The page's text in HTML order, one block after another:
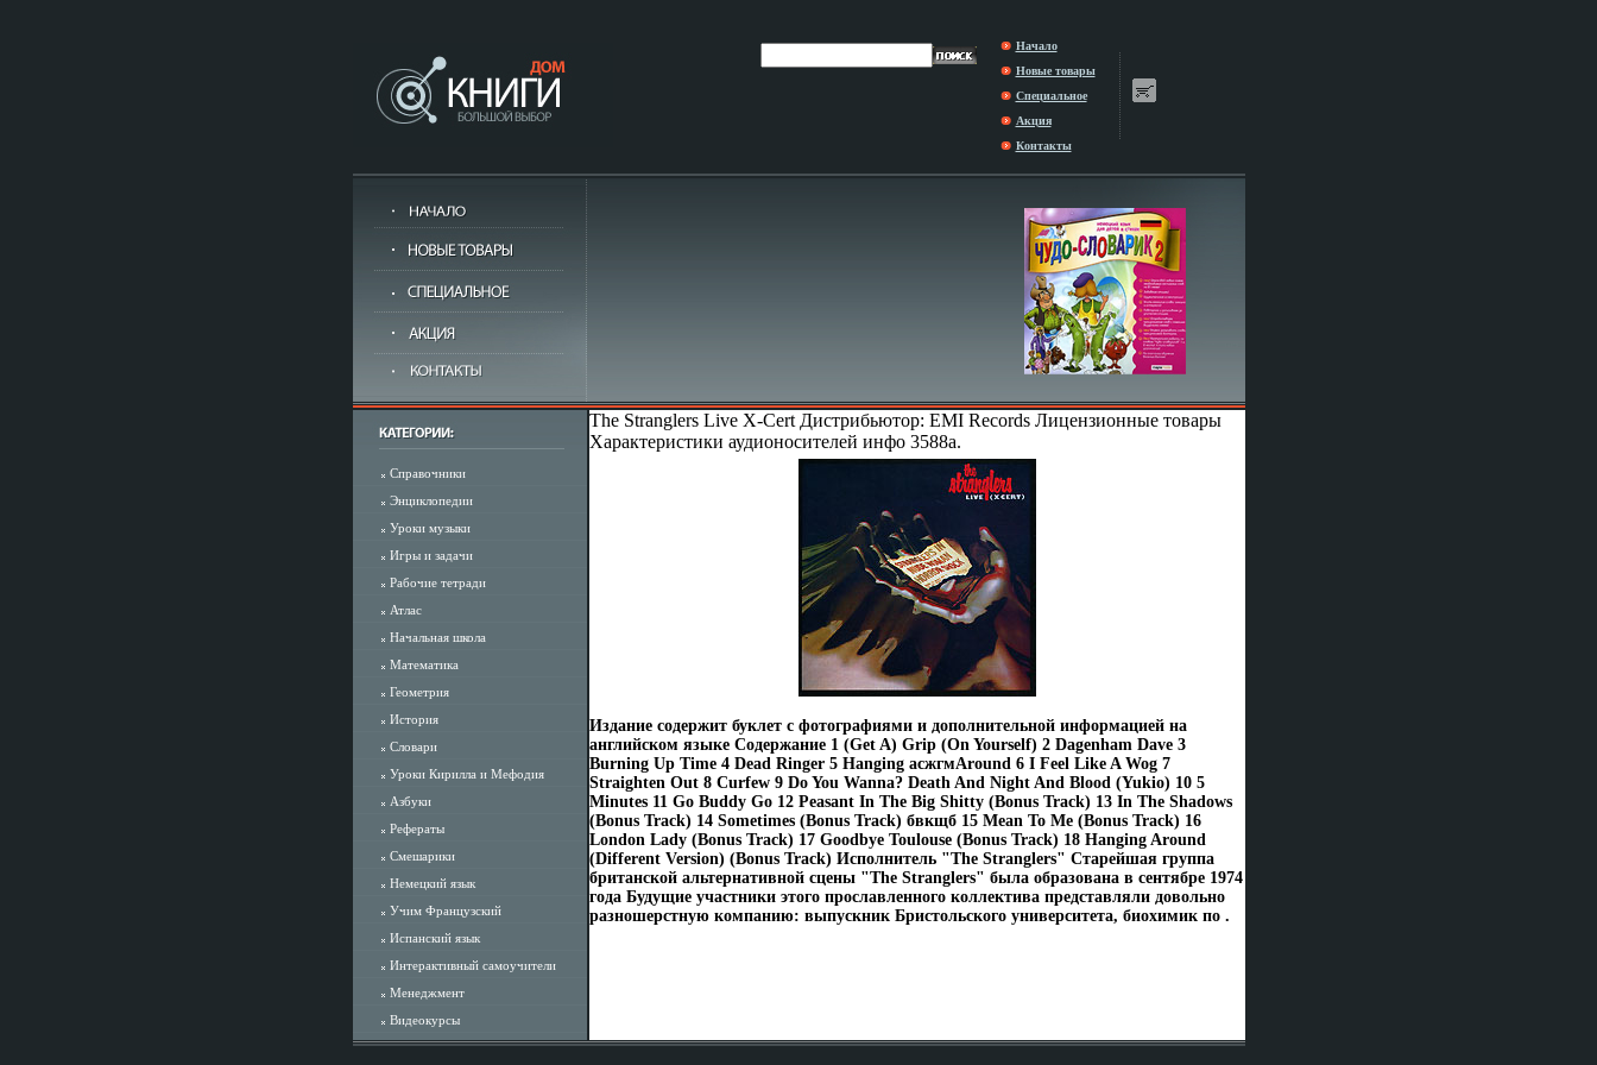
Начало
Новые товары
Специальное
Акция
Контакты
Справочники
Энциклопедии
Уроки музыки
Игры и задачи
Рабочие тетради
Атлас
Начальная школа
Математика
Геометрия
История
Словари
Уроки Кирилла и Мефодия
Азбуки
Рефераты
Смешарики
Немецкий язык
Учим Французский
Испанский язык
Интерактивный самоучители
Менеджмент
Видеокурсы
The Stranglers Live X-Cert Дистрибьютор: EMI Records Лицензионные товары
Характеристики аудионосителей инфо 3588a.
Издание содержит буклет с фотографиями и дополнительной информацией на
английском языке Содержание 1 (Get A) Grip (On Yourself) 2 Dagenham Dave 3
Burning Up Time 4 Dead Ringer 5 Hanging асжгмAround 6 I Feel Like A Wog 7
Straighten Out 8 Curfew 9 Do You Wanna? Death And Night And Blood (Yukio) 10 5
Minutes 11 Go Buddy Go 12 Peasant In The Big Shitty (Bonus Track) 13 In The Shadows
(Bonus Track) 14 Sometimes (Bonus Track) бвкщб 15 Mean To Me (Bonus Track) 16
London Lady (Bonus Track) 17 Goodbye Toulouse (Bonus Track) 18 Hanging Around
(Different Version) (Bonus Track) Исполнитель "The Stranglers" Старейшая группа
британской альтернативной сцены "The Stranglers" была образована в сентябре 1974
года Будущие участники этого прославленного коллектива представляли довольно
разношерстную компанию: выпускник Бристольского университета, биохимик по .